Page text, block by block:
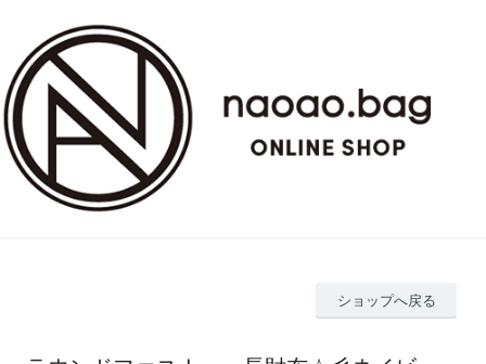
ショップへ戻る